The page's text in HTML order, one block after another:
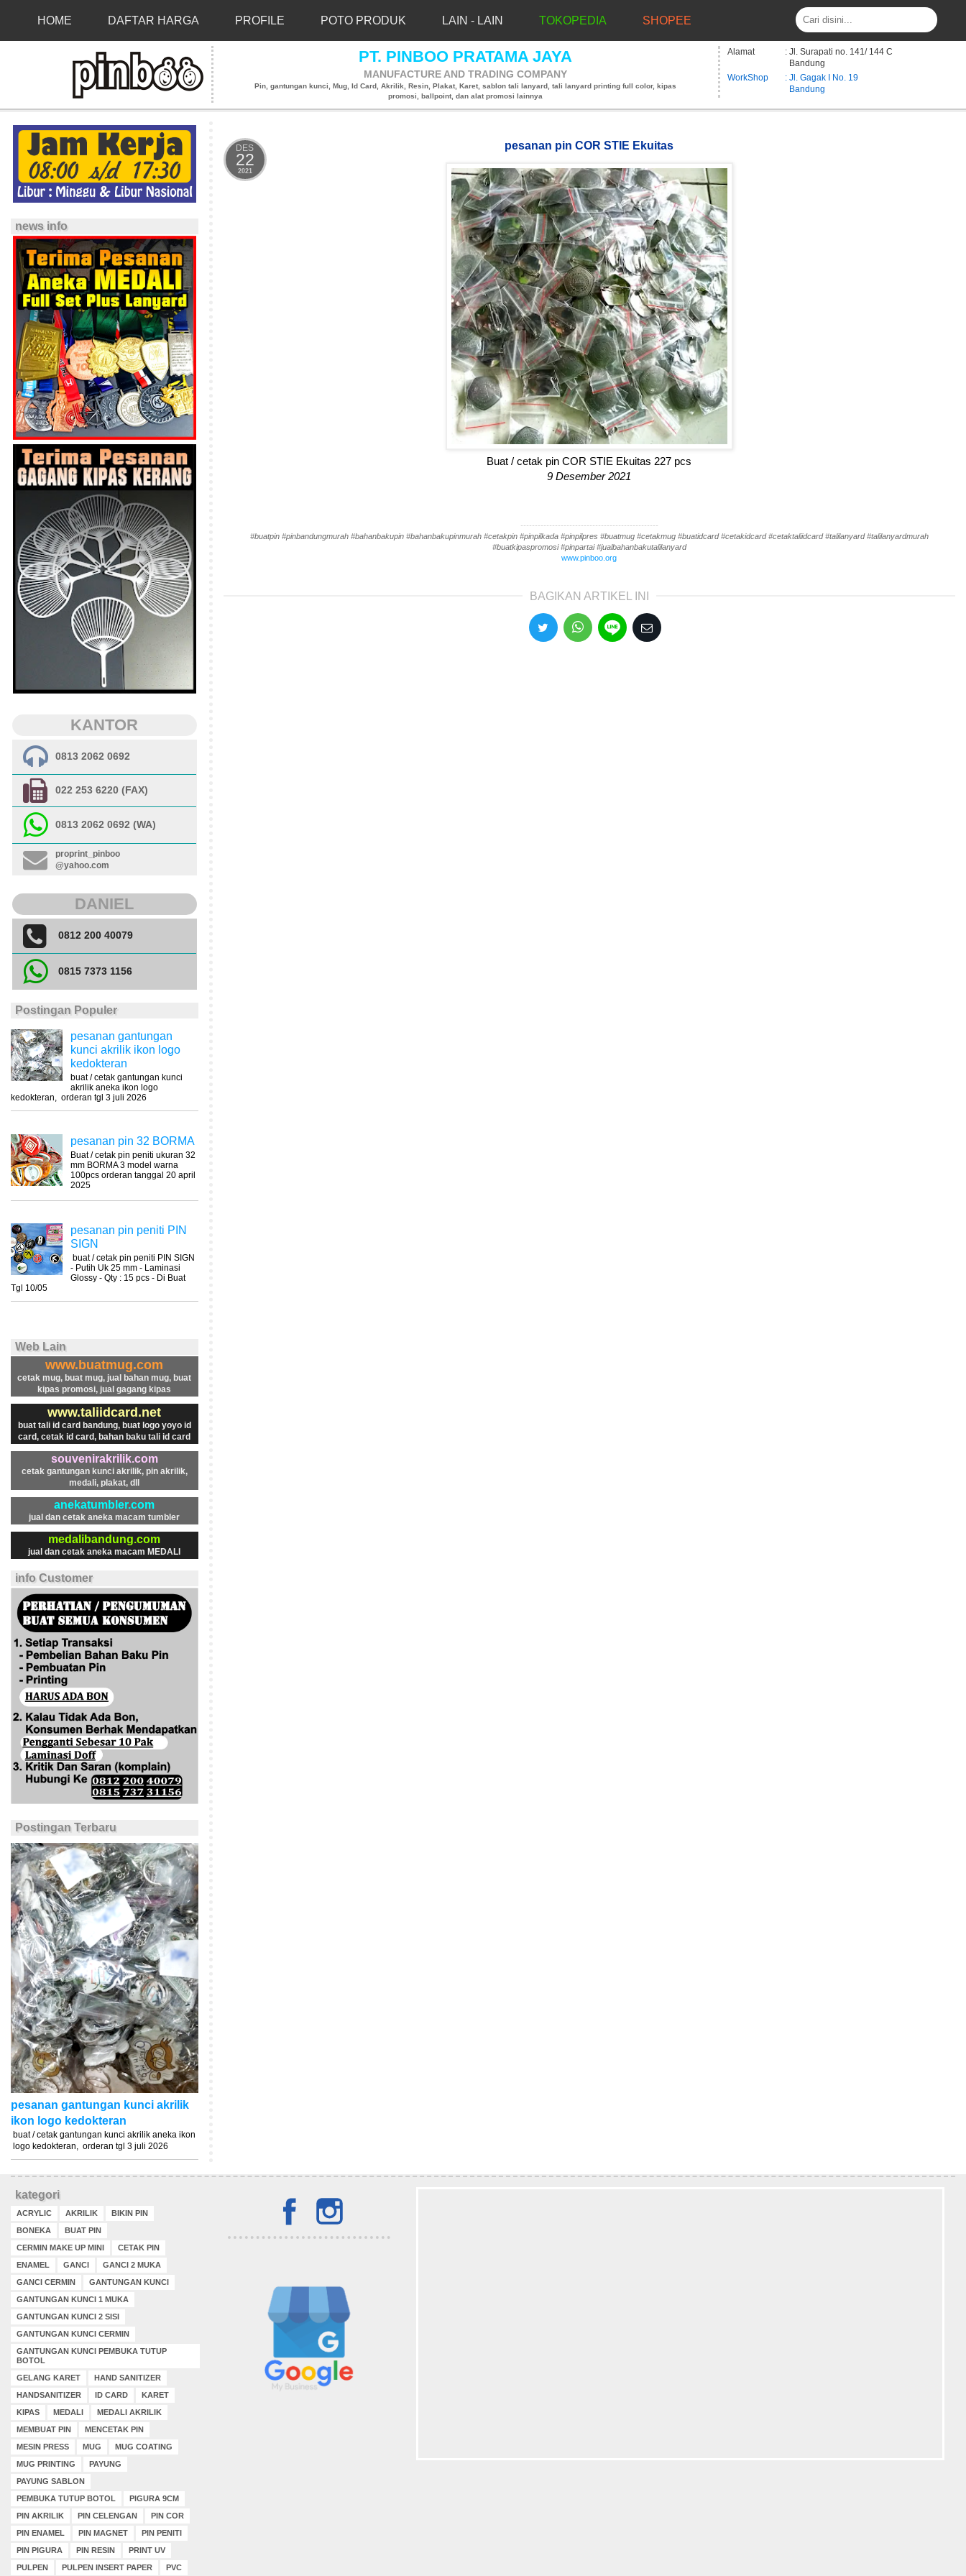
HOME DAFTAR HARGA PROFILE POTO PRODUK LAIN - LAIN TOKOPEDIA SHOPEE
PT. PINBOO PRATAMA JAYA
MANUFACTURE AND TRADING COMPANY
Pin, gantungan kunci, Mug, Id Card, Akrilik, Resin, Plakat, Karet, sablon tali lanyard, tali lanyard printing full color, kipas
promosi, ballpoint, dan alat promosi lainnya
Alamat
: Jl. Surapati no. 141/ 144 C
Bandung
WorkShop
: Jl. Gagak I No. 19
Bandung
news info
KANTOR
0813 2062 0692
022 253 6220 (FAX)
0813 2062 0692 (WA)
proprint_pinboo
@yahoo.com
DANIEL
0812 200 40079
0815 7373 1156
Postingan Populer
pesanan gantungan
kunci akrilik ikon logo
kedokteran
buat / cetak gantungan kunci
akrilik aneka ikon logo
kedokteran, orderan tgl 3 juli 2026
pesanan pin 32 BORMA
Buat / cetak pin peniti ukuran 32
mm BORMA 3 model warna
100pcs orderan tanggal 20 april
2025
pesanan pin peniti PIN
SIGN
buat / cetak pin peniti PIN SIGN
- Putih Uk 25 mm - Laminasi
Glossy - Qty : 15 pcs - Di Buat
Tgl 10/05
Web Lain
www.buatmug.com
cetak mug, buat mug, jual bahan mug, buat
kipas promosi, jual gagang kipas
www.taliidcard.net
buat tali id card bandung, buat logo yoyo id
card, cetak id card, bahan baku tali id card
souvenirakrilik.com
cetak gantungan kunci akrilik, pin akrilik,
medali, plakat, dll
anekatumbler.com
jual dan cetak aneka macam tumbler
medalibandung.com
jual dan cetak aneka macam MEDALI
info Customer
Postingan Terbaru
pesanan gantungan kunci akrilik
ikon logo kedokteran
buat / cetak gantungan kunci akrilik aneka ikon
logo kedokteran, orderan tgl 3 juli 2026
DES
22
2021
pesanan pin COR STIE Ekuitas
Buat / cetak pin COR STIE Ekuitas 227 pcs
9 Desember 2021
------------------------------------------------
#buatpin #pinbandungmurah #bahanbakupin #bahanbakupinmurah #cetakpin #pinpilkada #pinpilpres #buatmug #cetakmug #buatidcard #cetakidcard #cetaktaliidcard #talilanyard #talilanyardmurah
#buatkipaspromosi #pinpartai #jualbahanbakutalilanyard
www.pinboo.org
BAGIKAN ARTIKEL INI
kategori
ACRYLIC AKRILIK
BIKIN PIN
BONEKA
BUAT PIN
CERMIN MAKE UP MINI
CETAK PIN
ENAMEL
GANCI
GANCI 2 MUKA
GANCI CERMIN
GANTUNGAN KUNCI
GANTUNGAN KUNCI 1 MUKA
GANTUNGAN KUNCI 2 SISI
GANTUNGAN KUNCI CERMIN
GANTUNGAN KUNCI PEMBUKA TUTUP
BOTOL
GELANG KARET
HAND SANITIZER
HANDSANITIZER
ID CARD
KARET
KIPAS
MEDALI
MEDALI AKRILIK
MEMBUAT PIN
MENCETAK PIN
MESIN PRESS
MUG
MUG COATING
MUG PRINTING
PAYUNG
PAYUNG SABLON
PEMBUKA TUTUP BOTOL
PIGURA 9CM
PIN AKRILIK
PIN CELENGAN
PIN COR
PIN ENAMEL
PIN MAGNET
PIN PENITI
PIN PIGURA
PIN RESIN
PRINT UV
PULPEN
PULPEN INSERT PAPER PVC